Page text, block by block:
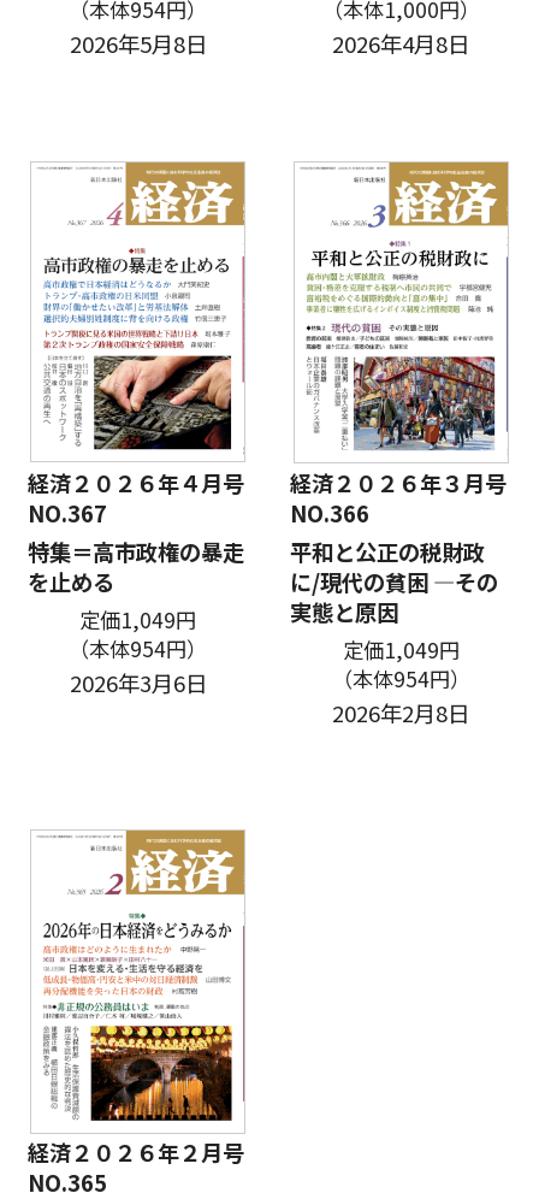
（本体954円）
2026年5月8日
（本体1,000円）
2026年4月8日
経済２０２６年４月号
NO.367
特集＝高市政権の暴走
を止める
定価1,049円
（本体954円）
2026年3月6日
経済２０２６年３月号
NO.366
平和と公正の税財政
に/現代の貧困 —その
実態と原因
定価1,049円
（本体954円）
2026年2月8日
経済２０２６年２月号
NO.365